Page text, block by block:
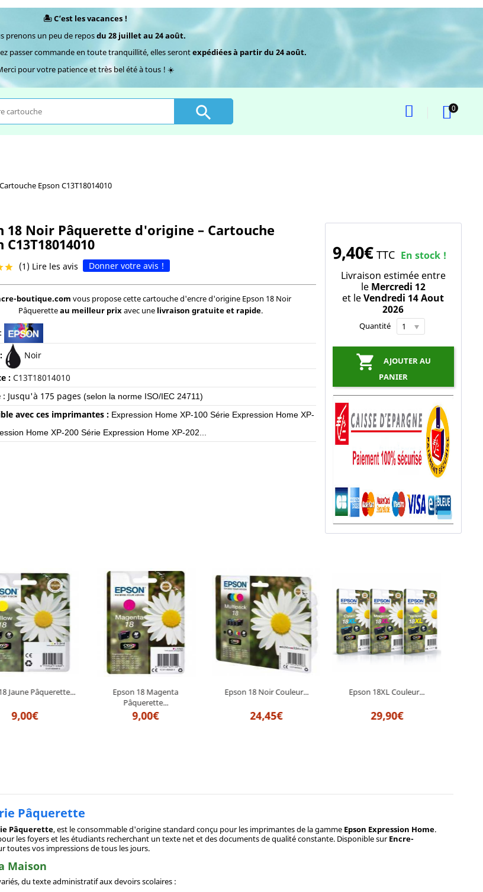
🏝️ C’est les vacances !
prenons un peu de reposdu 28 juillet au 24 août.
passer commande en toute tranquillité, elles serontexpédiées à partir du 24 août.
pour votre patience et très bel été à tous ! ☀️
 0
Epson C13T18014010
18 Noir Pâquerette d'origine – Cartouche
C13T18014010
 (1) Lire les avis Donner votre avis !
boutique.com vous propose cette cartouche d'encre d'origine Epson 18 Noir
Pâqueretteau meilleur prix avec une livraison gratuite et rapide.
Noir
: C13T18014010
: Jusqu'à 175 pages (selon la norme ISO/IEC 24711)
avec ces imprimantes : Expression Home XP-100 Série Expression Home XP-
Home XP-200 Série Expression Home XP-202...
9,40€ TTC En stock !
Livraison estimée entre
le Mercredi 12
et leVendredi 14 Aout
2026
Quantité

AJOUTER AU
PANIER
Jaune Pâquerette...
9,00€
Epson 18 Magenta
Pâquerette...
9,00€
Epson 18 Noir Couleur...
24,45€
Epson 18XL Couleur...
29,90€
Pâquerette
Pâquerette, est le consommable d'origine standard conçu pour les imprimantes de la gamme Epson Expression Home.
les foyers et les étudiants recherchant un texte net et des documents de qualité constante. Disponible surEncre-
toutes vos impressions de tous les jours.
Maison
du texte administratif aux devoirs scolaires :